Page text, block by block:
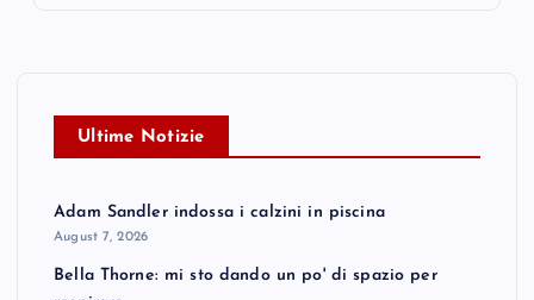
Ultime Notizie
Adam Sandler indossa i calzini in piscina
August 7, 2026
Bella Thorne: mi sto dando un po' di spazio per